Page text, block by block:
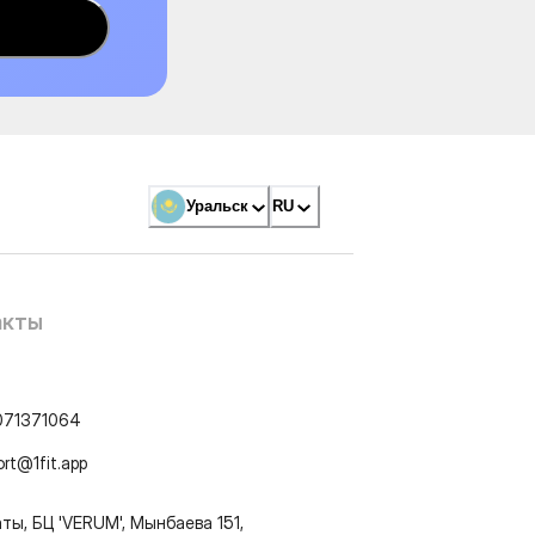
Уральск RU
БЦ 'VERUM', Мынбаева 151,